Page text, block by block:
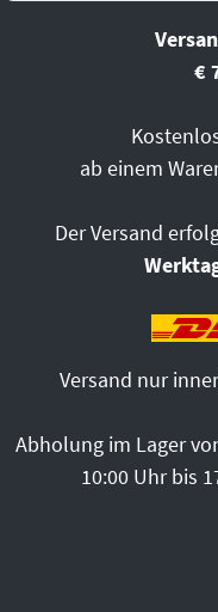
€
ab einem
Der Versand
Versand nur
Abholung im Lager
10:00 Uhr bis